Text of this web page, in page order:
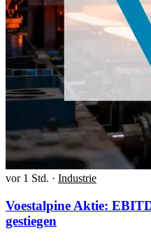
vor 1 Std. · Industrie
Voestalpine Aktie:
gestiegen